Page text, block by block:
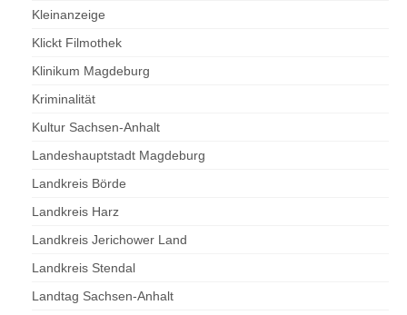
Kleinanzeige
Klickt Filmothek
Klinikum Magdeburg
Kriminalität
Kultur Sachsen-Anhalt
Landeshauptstadt Magdeburg
Landkreis Börde
Landkreis Harz
Landkreis Jerichower Land
Landkreis Stendal
Landtag Sachsen-Anhalt